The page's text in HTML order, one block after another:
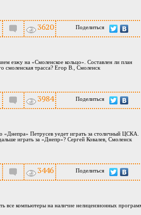
3620 Поделиться
езжу на «Смоленское кольцо». Составлен ли план
смоленская трасса? Егор В., Смоленск
3984 Поделиться
«Днепра» Петрусев уедет играть за столичный ЦСКА.
играть за «Днепр»? Сергей Ковалев, Смоленск
3446 Поделиться
все компьютеры на наличие нелицензионных